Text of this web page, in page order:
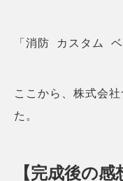
「消防 カスタム ベ
ここから、株式会
た。
【完成後の感